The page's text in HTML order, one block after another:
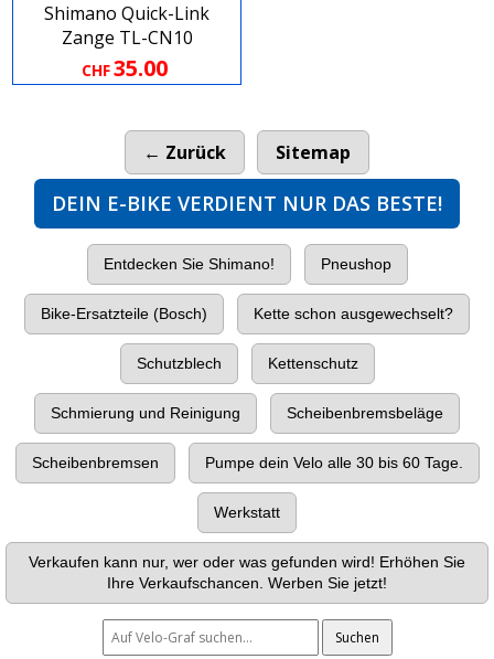
Shimano Quick-Link
Zange TL-CN10
CHF35.00
← Zurück Sitemap
DEIN E-BIKE VERDIENT NUR DAS BESTE!
Entdecken Sie Shimano! Pneushop
Bike-Ersatzteile (Bosch) Kette schon ausgewechselt?
Schutzblech Kettenschutz
Schmierung und Reinigung Scheibenbremsbeläge
Scheibenbremsen Pumpe dein Velo alle 30 bis 60 Tage.
Werkstatt
Verkaufen kann nur, wer oder was gefunden wird! Erhöhen Sie
Ihre Verkaufschancen. Werben Sie jetzt!
Suchen